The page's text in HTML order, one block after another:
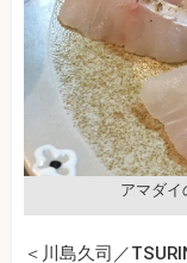
アマダイ
＜川島久司／